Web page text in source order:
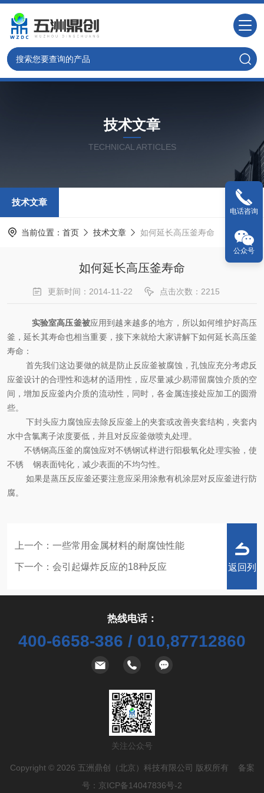
技术文章
TECHNICAL ARTICLES
技术文章
当前位置： 首页 技术文章 如何延长高压釜寿命
如何延长高压釜寿命
更新时间：2014-11-22 点击次数：2215
实验室高压釜被应用到越来越多的地方，所以如何维护好高压
釜，延长其寿命也相当重要，接下来就给大家讲解下如何延长高压釜
寿命：
首先我们这边要做的就是防止反应釜被腐蚀，孔蚀应充分考虑反
应釜设计的合理性和选材的适用性，应尽量减少易滞留腐蚀介质的空
间，增加反应釜内介质的流动性，同时，各金属连接处应加工的圆滑
些。
下封头应力腐蚀应去除反应釜上的夹套或改善夹套结构，夹套内
水中含氯离子浓度要低，并且对反应釜做喷丸处理。
不锈钢高压釜的腐蚀应对不锈钢试样进行阳极氧化处理实验，使
不锈 钢表面钝化，减少表面的不均匀性。
如果是蒸压反应釜还要注意应采用涂敷有机涂层对反应釜进行防
腐。
上一个： 一些常用金属材料的耐腐蚀性能
下一个： 会引起爆炸反应的18种反应 返回列
热线电话：
400-6658-386 / 010,87712860
关注公众号
Copyright © 2026 五洲鼎创（北京）科技有限公司 版权所有 备案
号： 京ICP备14047836号-2
电话咨询
公众号